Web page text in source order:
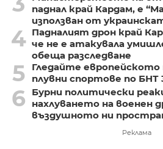
паднал край Кардам, е
използван от
4 Падналият дрон край
че не е атакувала
обеща разследване
5
Гледайте
плувни спортове по БНТ
6
Бурни политически
нахлуването на военен
въздушното ни
Реклама